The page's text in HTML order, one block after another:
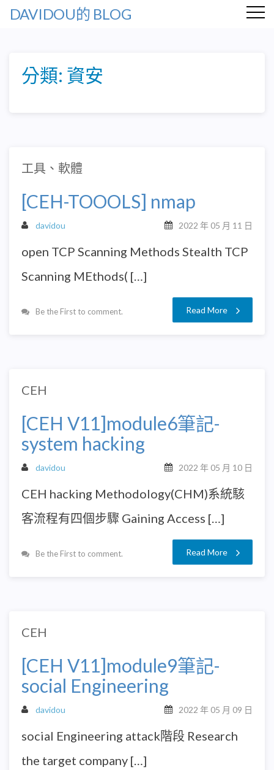
DAVIDOU的 BLOG
分類: 資安
工具、軟體
[CEH-TOOOLS] nmap
davidou 2022 年 05 月 11 日
open TCP Scanning Methods Stealth TCP
Scanning MEthods( […]
Be the First to comment. Read More
CEH
[CEH V11]module6筆記-
system hacking
davidou 2022 年 05 月 10 日
CEH hacking Methodology(CHM)系統駭
客流程有四個步驟 Gaining Access […]
Be the First to comment. Read More
CEH
[CEH V11]module9筆記-
social Engineering
davidou 2022 年 05 月 09 日
social Engineering attack階段 Research
the target company […]